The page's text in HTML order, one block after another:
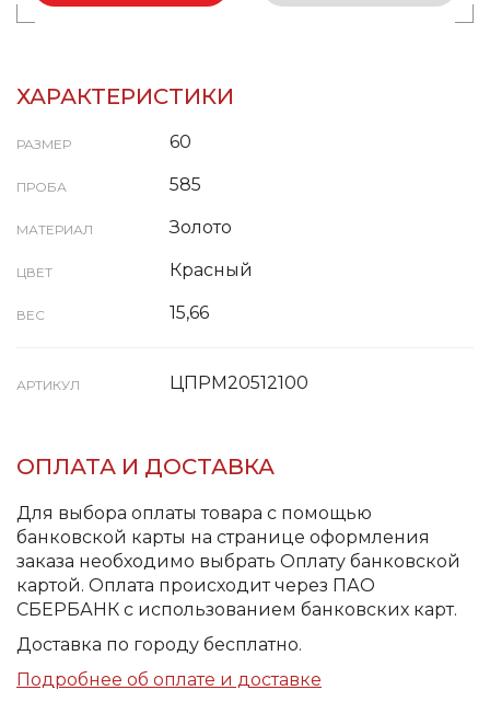
ХАРАКТЕРИСТИКИ
РАЗМЕР 60
ПРОБА 585
МАТЕРИАЛ Золото
ЦВЕТ Красный
ВЕС 15,66
АРТИКУЛ ЦПРМ20512100
ОПЛАТА И ДОСТАВКА
Для выбора оплаты товара с помощью
банковской карты на странице оформления
заказа необходимо выбрать Оплату банковской
картой. Оплата происходит через ПАО
СБЕРБАНК с использованием банковских карт.
Доставка по городу бесплатно.
Подробнее об оплате и доставке